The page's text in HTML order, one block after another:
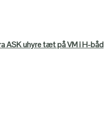
ASK uhyre tæt på VM i H-båd